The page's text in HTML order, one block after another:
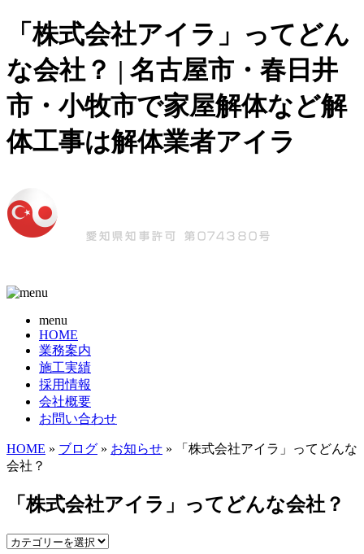
「株式会社アイラ」ってどん
な会社？ | 名古屋市・春日井
市・小牧市で家屋解体など解
体工事は解体業者アイラ
menu
HOME
業務案内
施工実績
採用情報
会社概要
お問い合わせ
HOME » ブログ » お知らせ » 「株式会社アイラ」ってどんな
会社？
「株式会社アイラ」ってどんな会社？